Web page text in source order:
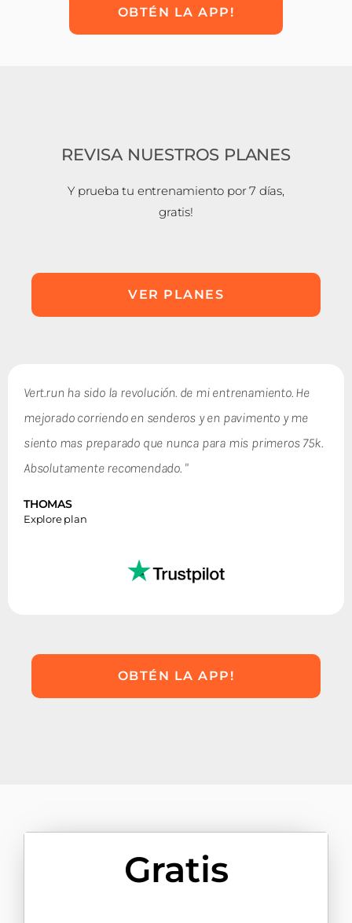
OBTÉN LA APP!
REVISA NUESTROS PLANES
Y prueba tu entrenamiento por 7 días,
gratis!
VER PLANES
Vert.run ha sido la revolución. de mi entrenamiento. He
mejorado corriendo en senderos y en pavimento y me
siento mas preparado que nunca para mis primeros 75k.
Absolutamente recomendado. ​ "
THOMAS
Explore plan
OBTÉN LA APP!
Gratis